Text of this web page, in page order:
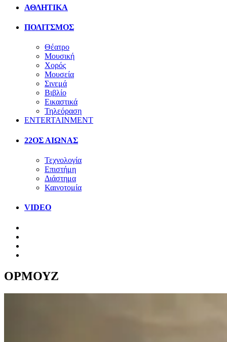
ΑΘΛΗΤΙΚΑ
ΠΟΛΙΤΣΜΟΣ
Θέατρο
Μουσική
Χορός
Μουσεία
Σινεμά
Βιβλίο
Εικαστικά
Τηλεόραση
ENTERTAINMENT
22ΟΣ ΑΙΩΝΑΣ
Τεχνολογία
Επιστήμη
Διάστημα
Καινοτομία
VIDEO
ΟΡΜΟΥΖ